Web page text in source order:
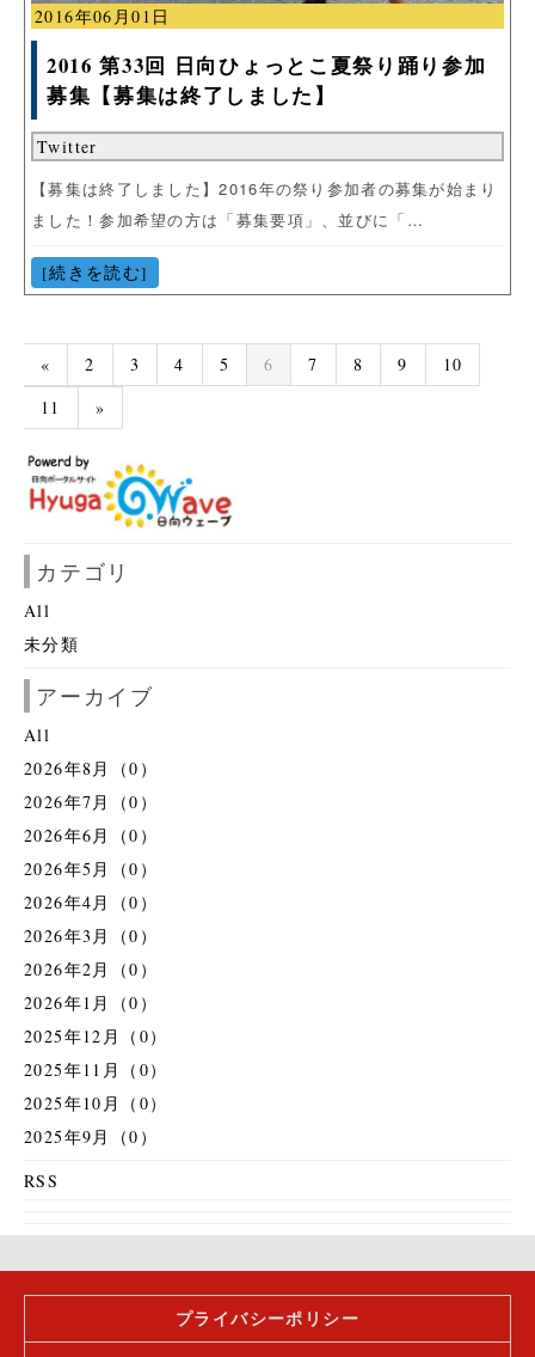
2016年06月01日
2016 第33回 日向ひょっとこ夏祭り踊り参加
募集【募集は終了しました】
Twitter
【募集は終了しました】2016年の祭り参加者の募集が始まり
ました！参加希望の方は「募集要項」、並びに「…
[続きを読む]
« 2 3 4 5 6 7 8 9
10
11
»
カテゴリ
All
未分類
アーカイブ
All
2026年8月（0）
2026年7月（0）
2026年6月（0）
2026年5月（0）
2026年4月（0）
2026年3月（0）
2026年2月（0）
2026年1月（0）
2025年12月（0）
2025年11月（0）
2025年10月（0）
2025年9月（0）
RSS
プライバシーポリシー